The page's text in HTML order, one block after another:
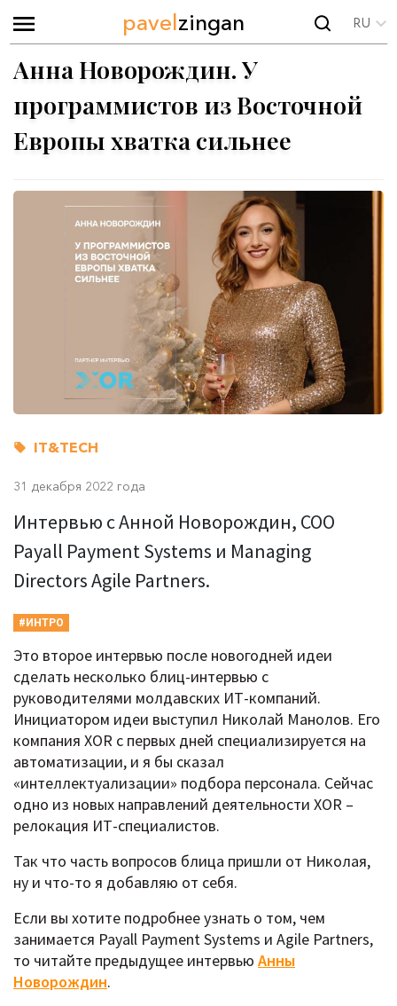
pavelzingan RU
IT&TECH
31 декабря 2022 года
Анна Новорождин. У
программистов из Восточной
Европы хватка сильнее
Интервью с Анной Новорождин, COO
Payall Payment Systems и Managing
Directors Agile Partners.
#ИНТРО
Это второе интервью после новогодней идеи
сделать несколько блиц-интервью с
руководителями молдавских ИТ-компаний.
Инициатором идеи выступил Николай Манолов. Его
компания XOR с первых дней специализируется на
автоматизации, и я бы сказал
«интеллектуализации» подбора персонала. Сейчас
одно из новых направлений деятельности XOR –
релокация ИТ-специалистов.
Так что часть вопросов блица пришли от Николая,
ну и что-то я добавляю от себя.
Если вы хотите подробнее узнать о том, чем
занимается Payall Payment Systems и Agile Partners,
то читайте предыдущее интервью Анны
Новорождин.